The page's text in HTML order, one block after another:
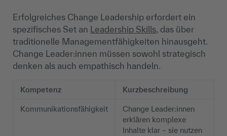
Erfolgreiches Change Leadership erfordert ein
spezifisches Set an Leadership Skills, das über
traditionelle Managementfähigkeiten hinausgeht.
Change Leader:innen müssen sowohl strategisch
denken als auch empathisch handeln.
Kompetenz Kurzbeschreibung
Kommunikationsfähigkeit
Change Leader:innen
erklären komplexe
Inhalte klar – sie nutzen